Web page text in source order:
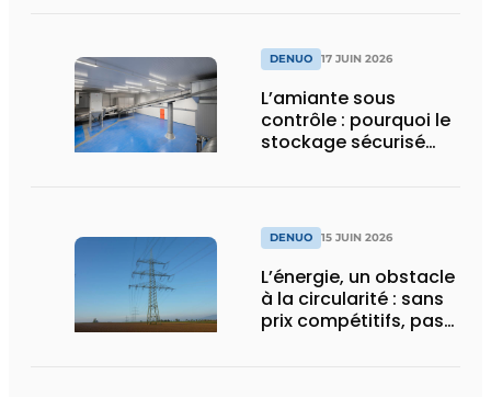
DENUO 17 JUIN 2026
L’amiante sous
contrôle : pourquoi le
stockage sécurisé
DENUO 15 JUIN 2026
L’énergie, un obstacle
à la circularité : sans
prix compétitifs, pas